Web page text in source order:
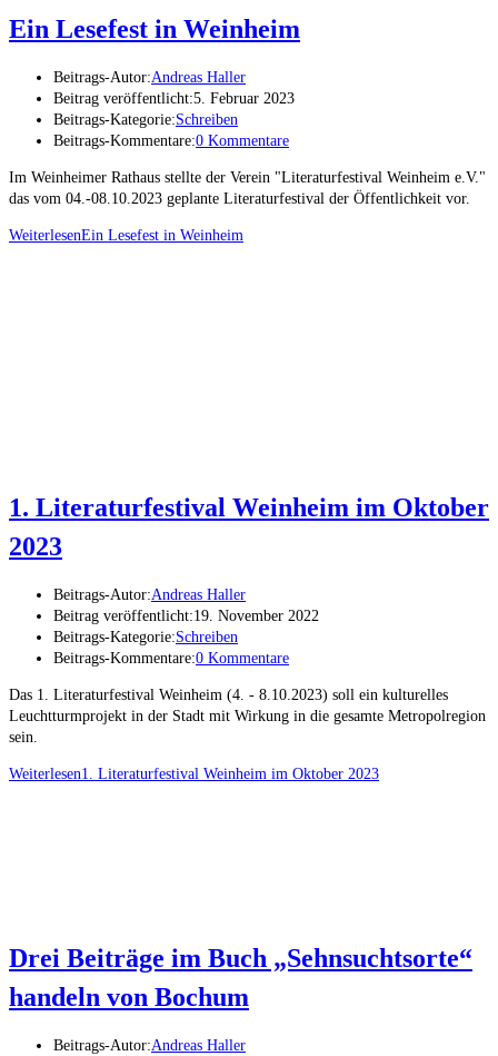
Ein Lesefest in Weinheim
Beitrags-Autor:Andreas Haller
Beitrag veröffentlicht:5. Februar 2023
Beitrags-Kategorie:Schreiben
Beitrags-Kommentare:0 Kommentare
Im Weinheimer Rathaus stellte der Verein "Literaturfestival Weinheim e.V."
das vom 04.-08.10.2023 geplante Literaturfestival der Öffentlichkeit vor.
WeiterlesenEin Lesefest in Weinheim
1. Literaturfestival Weinheim im Oktober
2023
Beitrags-Autor:Andreas Haller
Beitrag veröffentlicht:19. November 2022
Beitrags-Kategorie:Schreiben
Beitrags-Kommentare:0 Kommentare
Das 1. Literaturfestival Weinheim (4. - 8.10.2023) soll ein kulturelles
Leuchtturmprojekt in der Stadt mit Wirkung in die gesamte Metropolregion
sein.
Weiterlesen1. Literaturfestival Weinheim im Oktober 2023
Drei Beiträge im Buch „Sehnsuchtsorte“
handeln von Bochum
Beitrags-Autor:Andreas Haller